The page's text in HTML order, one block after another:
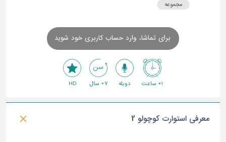
مجموعه
برای تماشا، وارد حساب کاربری خود شوید
1+ ساعت دوبله 7+ سال HD
معرفی استوارت کوچولو 2